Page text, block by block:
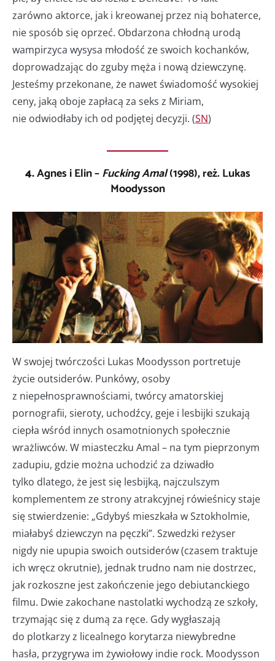
zarówno aktorce, jak i kreowanej przez nią bohaterce,
nie sposób się oprzeć. Obdarzona chłodną urodą
wampirzyca wysysa młodość ze swoich kochanków,
doprowadzając do zguby męża i nową dziewczynę.
Jesteśmy przekonane, że nawet świadomość wysokiej
ceny, jaką oboje zapłacą za seks z Miriam,
nie odwiodłaby ich od podjętej decyzji. (SN)
4.Agnes i Elin –Fucking Amal(1998), reż. Lukas
Moodysson
W swojej twórczości Lukas Moodysson portretuje
życie outsiderów. Punkówy, osoby
z niepełnosprawnościami, twórcy amatorskiej
pornografii, sieroty, uchodźcy, geje i lesbijki szukają
ciepła wśród innych osamotnionych społecznie
wrażliwców. W miasteczku Amal – na tym pieprzonym
zadupiu, gdzie można uchodzić za dziwadło
tylko dlatego, że jest się lesbijką, najczulszym
komplementem ze strony atrakcyjnej rówieśnicy staje
się stwierdzenie: „Gdybyś mieszkała w Sztokholmie,
miałabyś dziewczyn na pęczki”. Szwedzki reżyser
nigdy nie upupia swoich outsiderów (czasem traktuje
ich wręcz okrutnie), jednak trudno nam nie dostrzec,
jak rozkoszne jest zakończenie jego debiutanckiego
filmu. Dwie zakochane nastolatki wychodzą ze szkoły,
trzymając się z dumą za ręce. Gdy wygłaszają
do plotkarzy z licealnego korytarza niewybredne
hasła, przygrywa im żywiołowy indie rock. Moodysson